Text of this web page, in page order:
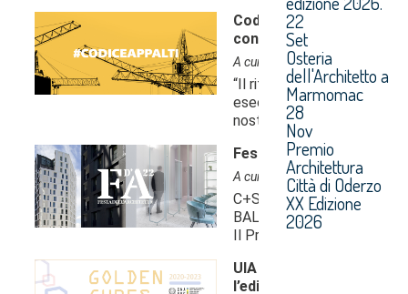
22
Set
Osteria
dell'Architetto a
Marmomac
28
Nov
Premio
Architettura
Città di Oderzo
XX Edizione
2026